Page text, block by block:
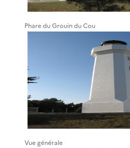
Phare du Grouin du Cou
Vue générale